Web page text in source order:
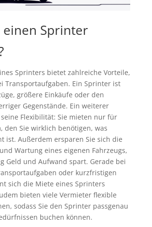
Sprinter
Sprinters bietet zahlreiche Vorteile,
Transportaufgaben. Ein Sprinter ist
größere Einkäufe oder den
Gegenstände. Ein weiterer
Flexibilität: Sie mieten nur für
den Sie wirklich benötigen, was
ist. Außerdem ersparen Sie sich die
Wartung eines eigenen Fahrzeugs,
Geld und Aufwand spart. Gerade bei
oder kurzfristigen
sich die Miete eines Sprinters
bieten viele Vermieter flexible
sodass Sie den Sprinter passgenau
buchen können.